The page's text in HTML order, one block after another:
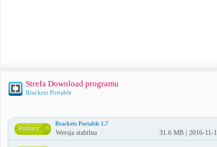
Strefa Download programu
Brackets Portable
Brackets Portable 1.7
Wersja stabilna 31.6 MB | 2016-11-